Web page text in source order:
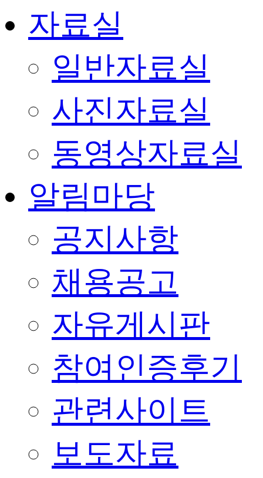
자료실
일반자료실
사진자료실
동영상자료실
알림마당
공지사항
채용공고
자유게시판
참여인증후기
관련사이트
보도자료